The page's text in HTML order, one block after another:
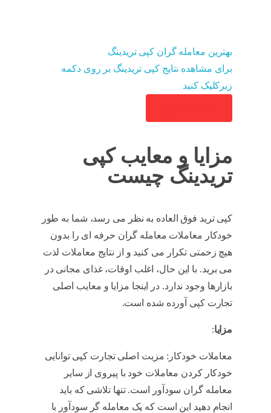
بهترین معامله گران کپی تریدینگ
برای مشاهده نتایج کپی تریدینگ بر روی دکمه
زیرکلیک کنید
مزایا و معایب کپی
تریدینگ چیست
کپی ترید فوق العاده به نظر می رسد، شما به طور
خودکار معاملات معامله گران حرفه ای را بدون
هیچ زحمتی تکرار می کنید و از نتایج معاملات لذت
می برید. با این حال، اغلب اوقات، غذای مجانی در
بازارها وجود ندارد. در اینجا مزایا و معایب اصلی
تجارت کپی آورده شده است.
مزایا:
معاملات خودکار: مزیت اصلی تجارت کپی توانایی
خودکار کردن معاملات خود با پیروی از سایر
معامله گران سودآور است. تنها تلاشی که باید
انجام دهید این است که یک معامله گر سودآور با